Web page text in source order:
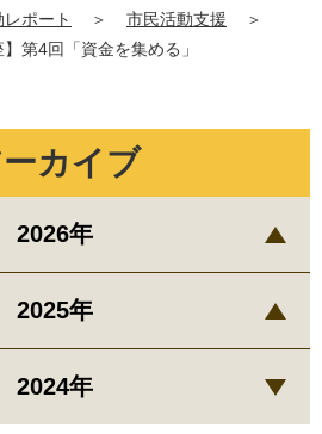
レポート ＞ 市民活動支援
＞
第4回「資金を集める」
カイブ
2026年
2025年
2024年